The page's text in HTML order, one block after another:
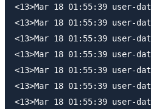
<13>Mar 18 01:55:39 user-
<13>Mar 18 01:55:39 user-
<13>Mar 18 01:55:39 user-
<13>Mar 18 01:55:39 user-
<13>Mar 18 01:55:39 user-
<13>Mar 18 01:55:39 user-
<13>Mar 18 01:55:39 user-